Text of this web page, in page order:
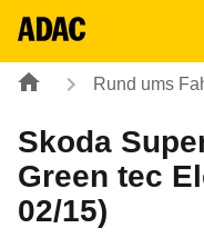
Rund ums
Skoda
Green tec
02/15)